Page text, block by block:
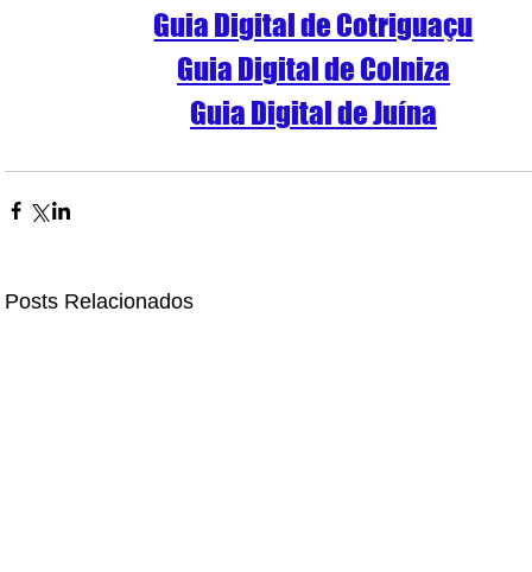
Guia Digital de Cotriguaçu
Guia Digital de Colniza
Guia Digital de Juína
Posts Relacionados